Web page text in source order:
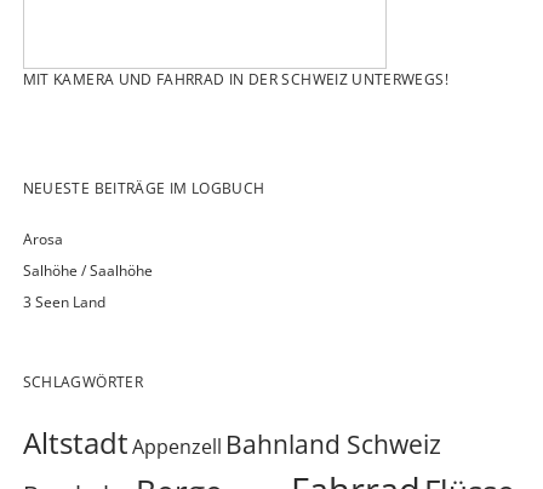
MIT KAMERA UND FAHRRAD IN DER SCHWEIZ UNTERWEGS!
NEUESTE BEITRÄGE IM LOGBUCH
Arosa
Salhöhe / Saalhöhe
3 Seen Land
SCHLAGWÖRTER
AltstadtAppenzell Bahnland Schweiz